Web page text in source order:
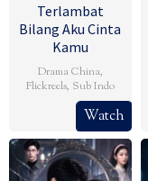
Terlambat
Bilang Aku Cinta
Kamu
Drama China,
Flickreels, Sub Indo
Watch